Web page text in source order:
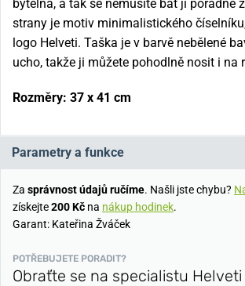
bytelná, a tak se nemusíte bát ji pořádně
strany je motiv minimalistického
logo Helveti. Taška je v barvě nebělené
ucho, takže ji můžete pohodlně nosit i na
Rozměry: 37 x 41 cm
Parametry a funkce
Za správnost údajů ručíme. Našli jste chybu?
získejte200 Kč na nákup hodinek.
Garant: Kateřina Žváček
POTŘEBUJETE PORADIT?
Obraťte se na specialistu Helveti